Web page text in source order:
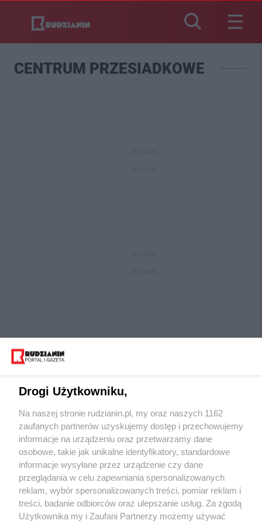
CENTRUM PRZESIADKOWE
Wydawca mediów lokalnych
Nie zapomnij
zapoznać się z:
polityką prywatności regulamin korzystania z portali
Twojemiasto Skontaktuj sięz nami
Drogi Użytkowniku,
Na naszej stronie rudzianin.pl, my oraz naszych 1162
zaufanych partnerów uzyskujemy dostęp i przechowujemy
informacje na urządzeniu oraz przetwarzamy dane
osobowe, takie jak unikalne identyfikatory, standardowe
informacje wysyłane przez urządzenie czy dane
przeglądania w celu zapewniania spersonalizowanych
reklam, wybór spersonalizowanych treści, pomiar reklam i
treści, badanie odbiorców oraz ulepszanie usług. Za zgodą
Użytkownika my i Zaufani Partnerzy możemy używać